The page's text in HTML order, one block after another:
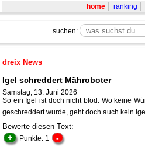
home ranking
suchen:
dreix News
Igel schreddert Mähroboter
Samstag, 13. Juni 2026
So ein Igel ist doch nicht blöd. Wo keine
geschreddert wurde, geht doch auch kein
Bewerte diesen Text:
+ Punkte: 1 -